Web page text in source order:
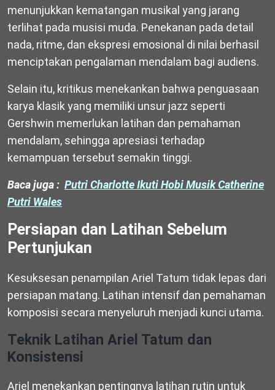
menunjukkan kematangan musikal yang jarang
terlihat pada musisi muda. Penekanan pada detail
nada, ritme, dan ekspresi emosional di nilai berhasil
menciptakan pengalaman mendalam bagi audiens.
Selain itu, kritikus menekankan bahwa penguasaan
karya klasik yang memiliki unsur jazz seperti
Gershwin memerlukan latihan dan pemahaman
mendalam, sehingga apresiasi terhadap
kemampuan tersebut semakin tinggi.
Baca juga : Putri Charlotte Ikuti Hobi Musik Catherine
Putri Wales
Persiapan dan Latihan Sebelum
Pertunjukan
Kesuksesan penampilan Ariel Tatum tidak lepas dari
persiapan matang. Latihan intensif dan pemahaman
komposisi secara menyeluruh menjadi kunci utama.
Teknik Latihan Ariel Tatum dan
Konsistensi
Ariel menekankan pentingnya latihan rutin untuk